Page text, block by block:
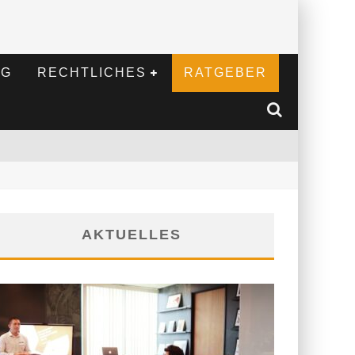
RECHTLICHES RATGEBER
AKTUELLES